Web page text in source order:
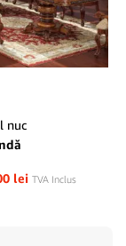
nuc
lei TVA Inclus